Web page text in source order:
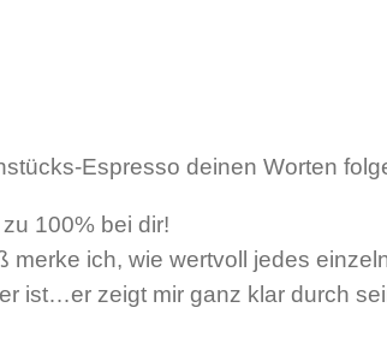
Espresso deinen Worten
100% bei dir!
ich, wie wertvoll jedes
ist…er zeigt mir ganz klar durch